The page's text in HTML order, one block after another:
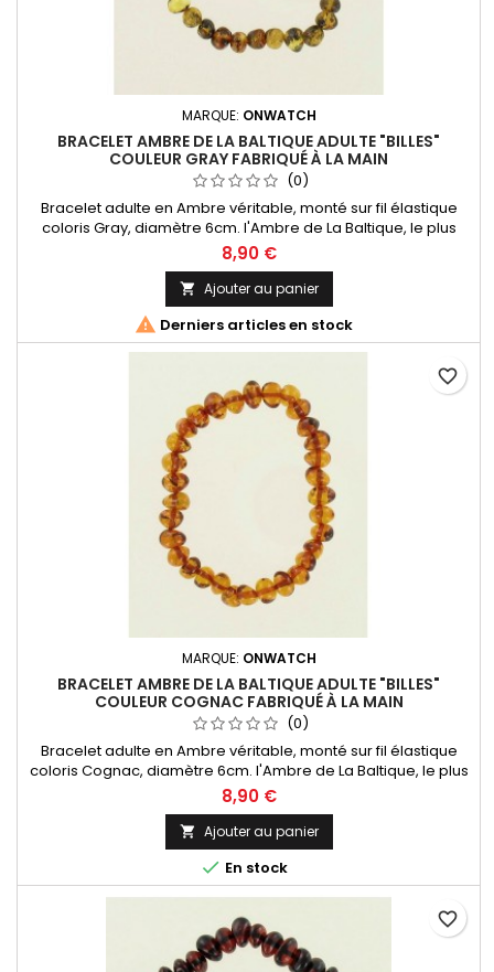
MARQUE: ONWATCH
BRACELET AMBRE DE LA BALTIQUE ADULTE "BILLES"
COULEUR GRAY FABRIQUÉ À LA MAIN
(0)
Bracelet adulte en Ambre véritable, monté sur fil élastique
coloris Gray, diamètre 6cm. l'Ambre de La Baltique, le plus
réputé au monde ! Livré dans un sachet organza
8,90 €
 Ajouter au panier
 Derniers articles en stock
MARQUE: ONWATCH
BRACELET AMBRE DE LA BALTIQUE ADULTE "BILLES"
COULEUR COGNAC FABRIQUÉ À LA MAIN
(0)
Bracelet adulte en Ambre véritable, monté sur fil élastique
coloris Cognac, diamètre 6cm. l'Ambre de La Baltique, le plus
réputé au monde ! Livré dans un sachet organza
8,90 €
 Ajouter au panier
 En stock
favorite_border
favorite_border